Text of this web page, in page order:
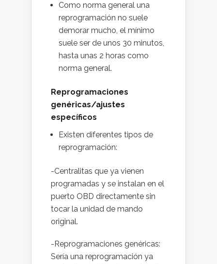
Como norma general una
reprogramación no suele
demorar mucho, el mínimo
suele ser de unos 30 minutos,
hasta unas 2 horas como
norma general.
Reprogramaciones
genéricas/ajustes
específicos
Existen diferentes tipos de
reprogramación:
-Centralitas que ya vienen
programadas y se instalan en el
puerto OBD directamente sin
tocar la unidad de mando
original.
-Reprogramaciones genéricas:
Sería una reprogramación ya